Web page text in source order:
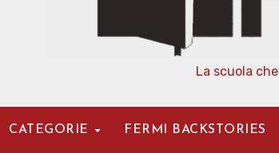
La scuola
CATEGORIE FERMI BACKSTORIES